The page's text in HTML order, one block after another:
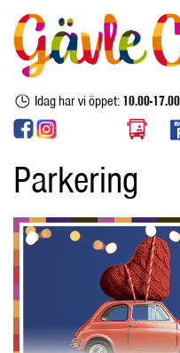
Idag har vi öppet:10.00-17.00
Parkering